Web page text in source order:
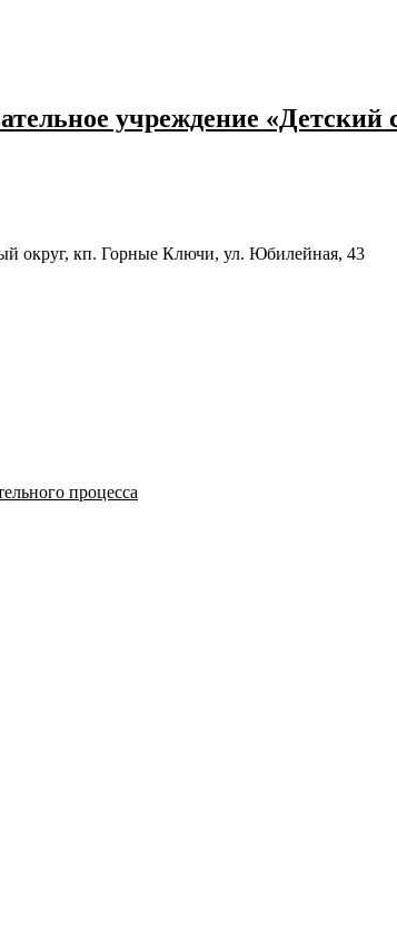
учреждение
округ, кп. Горные Ключи, ул. Юбилейная, 43
процесса